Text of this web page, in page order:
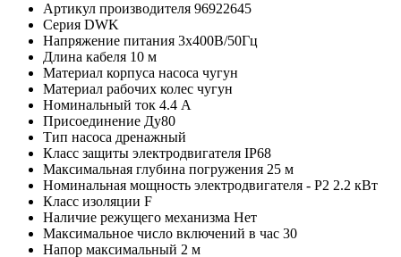
Артикул производителя 96922645
Серия DWK
Напряжение питания 3х400В/50Гц
Длина кабеля 10 м
Материал корпуса насоса чугун
Материал рабочих колес чугун
Номинальный ток 4.4 A
Присоединение Ду80
Тип насоса дренажный
Класс защиты электродвигателя IP68
Максимальная глубина погружения 25 м
Номинальная мощность электродвигателя - P2 2.2 кВт
Класс изоляции F
Наличие режущего механизма Нет
Максимальное число включений в час 30
Напор максимальный 2 м